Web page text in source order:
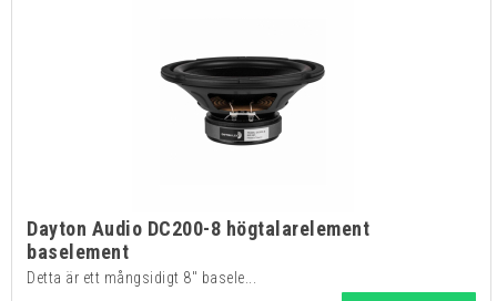
Dayton Audio DC200-8 högtalarelement
baselement
Detta är ett mångsidigt 8" basele...